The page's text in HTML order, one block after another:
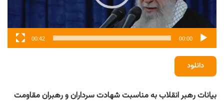
00:00
00:42
دانلود
بیانات رهبر انقلاب به مناسبت شهادت سرداران و رهبران مقاومت